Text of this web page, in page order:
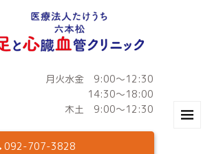
月火水金 9:00～12:30
14:30～18:00
木土 9:00～12:30
092-707-3828